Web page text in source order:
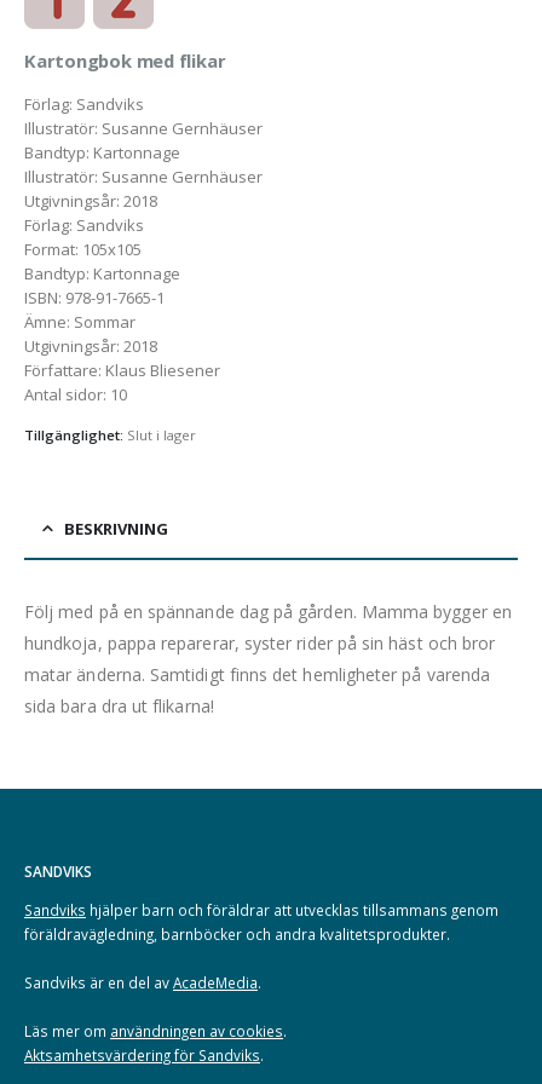
Kartongbok med flikar
Förlag: Sandviks
Illustratör: Susanne Gernhäuser
Bandtyp: Kartonnage
Illustratör: Susanne Gernhäuser
Utgivningsår: 2018
Förlag: Sandviks
Format: 105x105
Bandtyp: Kartonnage
ISBN: 978-91-7665-1
Ämne: Sommar
Utgivningsår: 2018
Författare: Klaus Bliesener
Antal sidor: 10
Tillgänglighet: Slut i lager
BESKRIVNING
Följ med på en spännande dag på gården. Mamma bygger en
hundkoja, pappa reparerar, syster rider på sin häst och bror
matar änderna. Samtidigt finns det hemligheter på varenda
sida bara dra ut flikarna!
SANDVIKS
Sandviks hjälper barn och föräldrar att utvecklas tillsammans genom
föräldravägledning, barnböcker och andra kvalitetsprodukter.
Sandviks är en del avAcadeMedia.
Läs mer om användningen av cookies.
Aktsamhetsvärdering för Sandviks.